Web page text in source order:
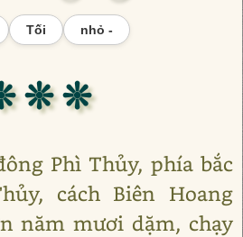
Tối nhỏ -
❊ ❊
Phì Thủy, phía bắc
cách Biên Hoang
năm mươi dặm, chạy